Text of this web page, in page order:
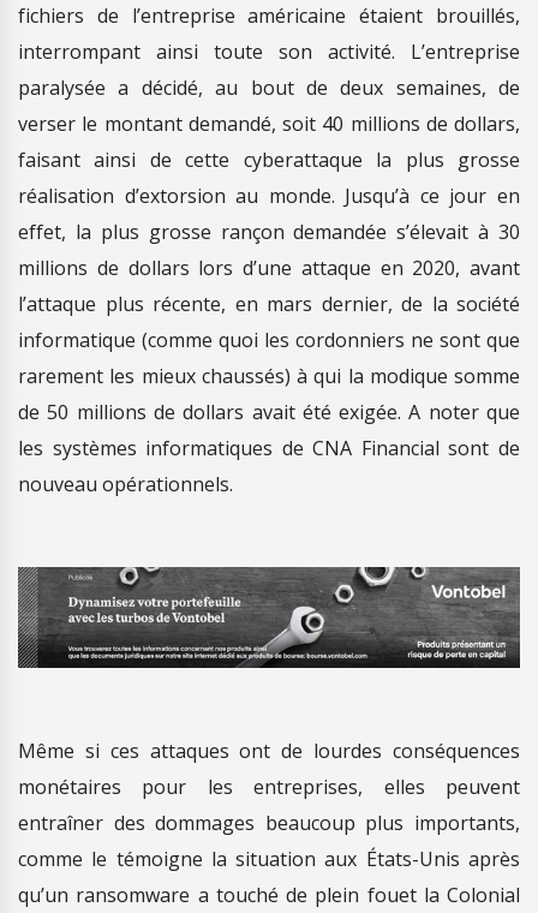
fichiers de l’entreprise américaine étaient brouillés,
interrompant ainsi toute son activité. L’entreprise
paralysée a décidé, au bout de deux semaines, de
verser le montant demandé, soit 40 millions de dollars,
faisant ainsi de cette cyberattaque la plus grosse
réalisation d’extorsion au monde. Jusqu’à ce jour en
effet, la plus grosse rançon demandée s’élevait à 30
millions de dollars lors d’une attaque en 2020, avant
l’attaque plus récente, en mars dernier, de la société
informatique (comme quoi les cordonniers ne sont que
rarement les mieux chaussés) à qui la modique somme
de 50 millions de dollars avait été exigée. A noter que
les systèmes informatiques de CNA Financial sont de
nouveau opérationnels.
Même si ces attaques ont de lourdes conséquences
monétaires pour les entreprises, elles peuvent
entraîner des dommages beaucoup plus importants,
comme le témoigne la situation aux États-Unis après
qu’un ransomware a touché de plein fouet la Colonial